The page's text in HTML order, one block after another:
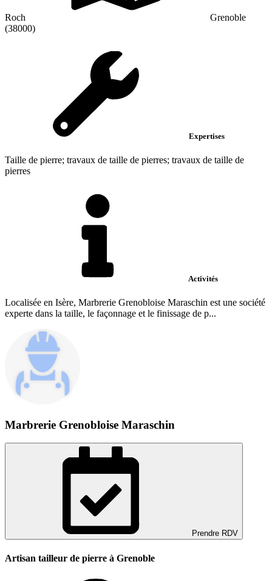
Roch
Grenoble
(38000)
Expertises
Taille de pierre; travaux de taille de pierres; travaux de taille de
pierres
Activités
Localisée en Isère, Marbrerie Grenobloise Maraschin est une société
experte dans la taille, le façonnage et le finissage de p...
Marbrerie Grenobloise Maraschin
Prendre RDV
Artisan tailleur de pierre à Grenoble